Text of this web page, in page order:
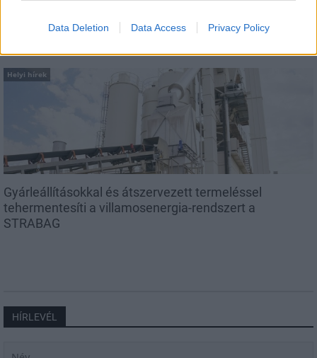
Data Deletion Data Access Privacy Policy
Helyi hírek
Gyárleállításokkal és átszervezett termeléssel
tehermentesíti a villamosenergia-rendszert a
STRABAG
HÍRLEVÉL